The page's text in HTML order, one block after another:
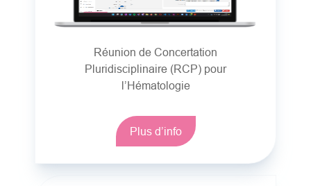
Réunion de Concertation
Pluridisciplinaire (RCP) pour
l’Hématologie
Plus d’info